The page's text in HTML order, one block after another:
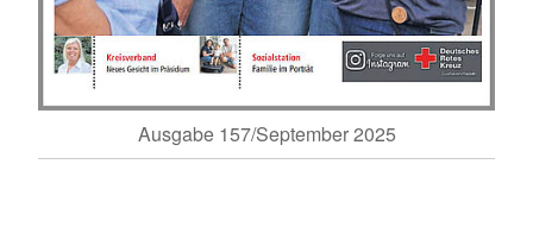
Ausgabe 157/September 2025